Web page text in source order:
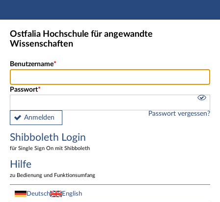
Hauptnavigation
Shibboleth Login
Ostfalia Hochschule für angewandte
Wissenschaften
Benutzername
Passwort
Anmelden
Passwort vergessen?
Shibboleth Login
für Single Sign On mit Shibboleth
Hilfe
zu Bedienung und Funktionsumfang
Deutsch English